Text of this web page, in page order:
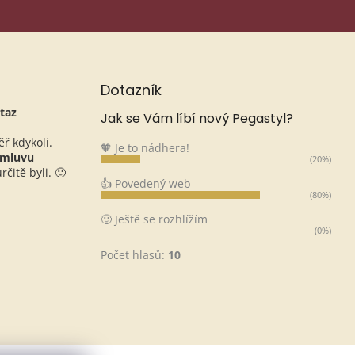
kdykoli.
byli. 🙂
Dotazník
Jak se Vám líbí nový Pegastyl?
🧡 Je to nádhera!
(20%)
👍 Povedený web
(80%)
🙂 Ještě se rozhlížím
(0%)
Počet hlasů: 10